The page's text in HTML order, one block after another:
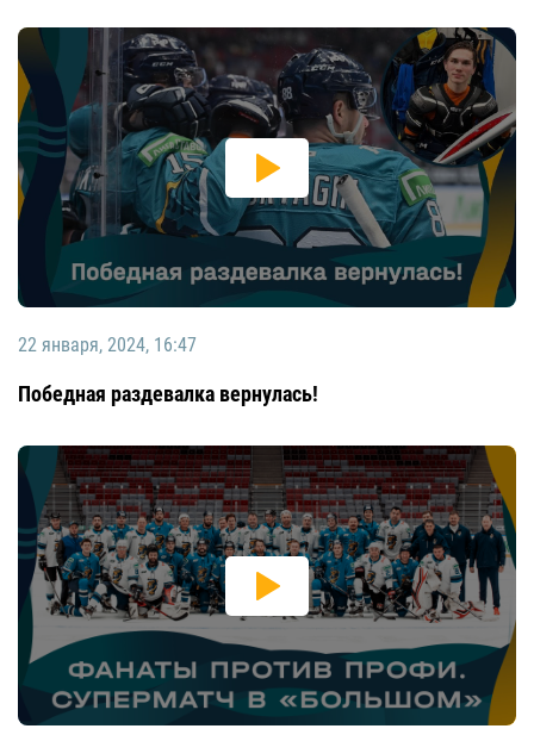
22 января, 2024, 16:47
Победная раздевалка вернулась!